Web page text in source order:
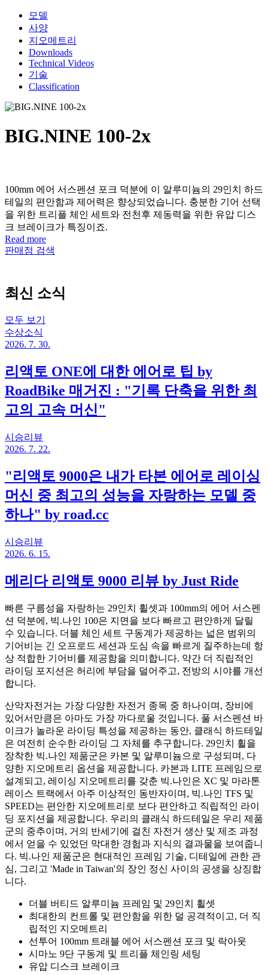
모델
사양
지오메트리
Downloads
Technical Videos
기술
Classification
BIG.NINE 100-2x
100mm 에어 서스펜션 포크 덕분에 이 알루미늄의 29인치 하드
테일의 편안함과 제어력은 향상되었습니다. 충분한 기어 선택
을 위한 트리플 체인 세트와 전천후 제동력을 위한 유압 디스
크 브레이크가 특징이죠.
Read more
판매점 검색
최신 소식
모두 보기
수상소식
2026. 7. 30.
리액토 ONE에 대한 에어로 팁 by
RoadBike 매거진 : "기록 단축을 위한 최
고의 고속 머신"
시승리뷰
2026. 7. 22.
"리액토 9000은 내가 타본 에어로 레이싱
머신 중 최고의 성능을 자랑하는 모델 중
하나" by road.cc
시승리뷰
2026. 6. 15.
메리다 리액토 9000 리뷰 by Just Ride
빠른 구름성을 자랑하는 29인치 휠셋과 100mm의 에어 서스펜
션 덕분에, 빅.나인 100은 지면을 보다 빠르고 편안하게 달릴
수 있습니다. 더블 체인 세트 구동계가 제공하는 넓은 범위의
기어비는 긴 오프로드 세션과 도심 속을 빠르게 질주하는데 항
상 적합한 기어비를 제공함을 의미합니다. 약간 더 직립적인
라이딩 포지션은 허리에 부담을 덜어주고, 전방의 시야를 개선
합니다.
산악자전거는 가장 다양한 자전거 종목 중 하나이며, 장비에
있어서만큼은 아마도 가장 까다로울 것입니다. 풀 서스펜션 바
이크가 놀라운 라이딩 특성을 제공하는 동안, 클래식 하드테일
은 여전히 순수한 라이딩 그 자체를 추구합니다. 29인치 휠을
장착한 빅.나인 제품군은 카본 및 알루미늄으로 구성되며, 다
양한 지오메트리 옵션을 제공합니다. 카본과 LITE 프레임으로
설계되고, 레이싱 지오메트리를 갖춘 빅.나인은 XC 및 마라톤
레이스 트랙에서 아주 이상적인 동반자이며, 빅.나인 TFS 및
SPEED는 편안한 지오메트리로 보다 편안하고 직립적인 라이
딩 포지션을 제공합니다. 우리의 클래식 하드테일은 우리 제품
군의 중추이며, 거의 반세기에 걸친 자전거 생산 및 제조 과정
에서 얻을 수 있었던 막대한 경험과 지식의 결과물을 보여줍니
다. 빅.나인 제품군은 현대적인 프레임 기술, 디테일에 관한 관
심, 그리고 'Made in Taiwan'의 장인 정신 사이의 공생을 상징합
니다.
더블 버티드 알루미늄 프레임 및 29인치 휠셋
최대한의 컨트롤 및 편안함을 위한 덜 공격적이고, 더 직
립적인 지오메트리
선투어 100mm 트래블 에어 서스펜션 포크 및 락아웃
시마노 9단 구동계 및 트리플 체인링 세팅
유압 디스크 브레이크